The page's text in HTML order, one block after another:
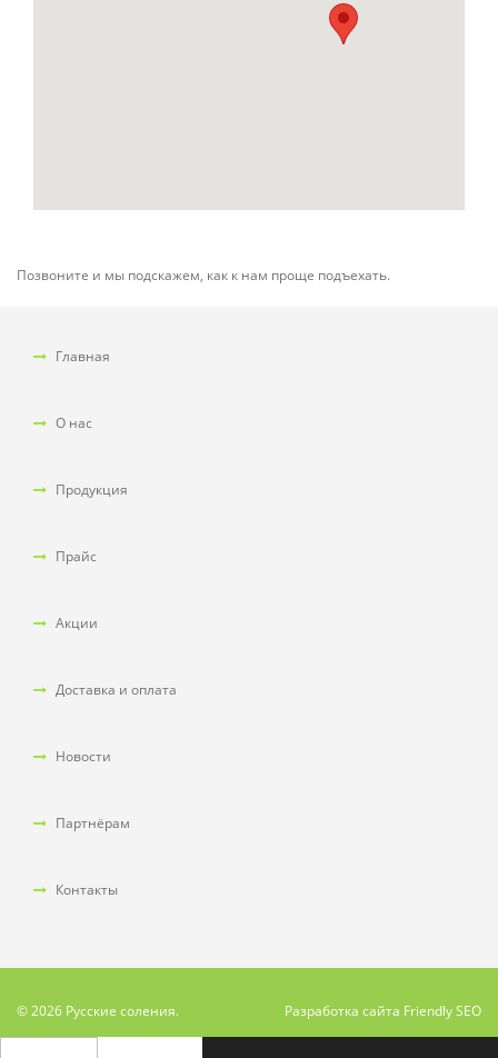
Позвоните и мы подскажем, как к нам проще подъехать.
Главная
О нас
Продукция
Прайс
Акции
Доставка и оплата
Новости
Партнёрам
Контакты
© 2026 Русские соления. Разработка сайта Friendly SEO